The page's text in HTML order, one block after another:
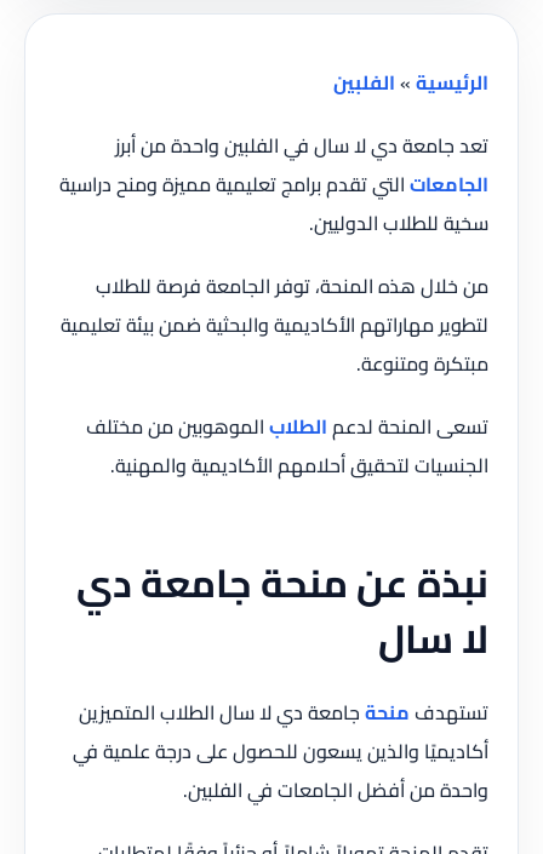
الرئيسية»الفلبين
تعد جامعة دي لا سال في الفلبين واحدة من أبرز
الجامعاتالتي تقدم برامج تعليمية مميزة ومنح دراسية
سخية للطلاب الدوليين.
من خلال هذه المنحة، توفر الجامعة فرصة للطلاب
لتطوير مهاراتهم الأكاديمية والبحثية ضمن بيئة تعليمية
مبتكرة ومتنوعة.
تسعى المنحة لدعمالطلابالموهوبين من مختلف
الجنسيات لتحقيق أحلامهم الأكاديمية والمهنية.
نبذة عن منحة جامعة دي
لا سال
تستهدفمنحةجامعة دي لا سال الطلاب المتميزين
أكاديميًا والذين يسعون للحصول على درجة علمية في
واحدة من أفضل الجامعات في الفلبين.